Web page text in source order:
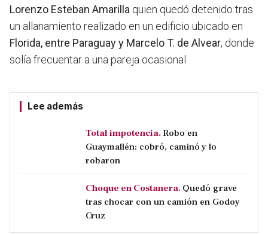
Lorenzo Esteban Amarilla quien quedó detenido tras
un allanamiento realizado en un edificio ubicado en
Florida, entre Paraguay y Marcelo T. de Alvear, donde
solía frecuentar a una pareja ocasional.
Lee además
Total impotencia. Robo en
Guaymallén: cobró, caminó y lo
robaron
Choque en Costanera. Quedó grave
tras chocar con un camión en Godoy
Cruz